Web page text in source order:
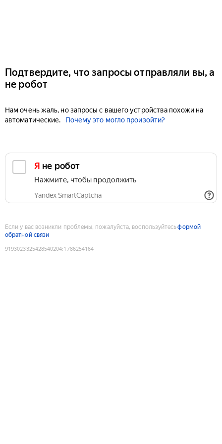
Подтвердите, что запросы отправляли вы, а
не робот
Нам очень жаль, но запросы с вашего устройства похожи на
автоматические.
Почему это могло произойти?
Я не робот
Нажмите, чтобы продолжить
Yandex SmartCaptcha
Если у вас возникли проблемы, пожалуйста, воспользуйтесьформой
обратной связи
9193023325428540204:1786254164